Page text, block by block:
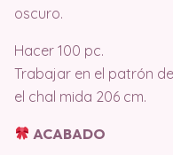
oscuro.
Hacer 100 pc.
Trabajar en el patrón
el chal mida 206 cm.
ACABADO